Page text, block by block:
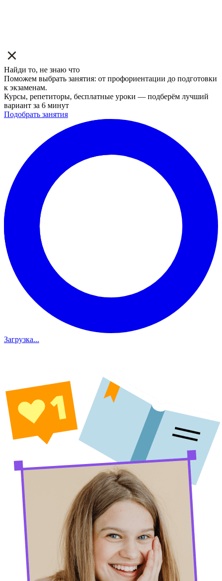
Найди то, не знаю что
Поможем выбрать занятия: от профориентации до подготовки
к экзаменам.
Курсы, репетиторы, бесплатные уроки — подберём лучший
вариант за 6 минут
Подобрать занятия
Загрузка...